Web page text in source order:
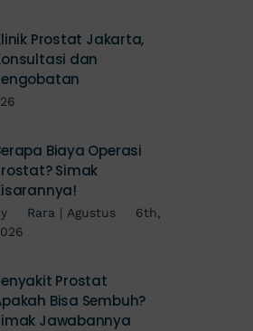
Prostat Jakarta,
dan
Biaya Operasi
Simak
Rara | Agustus 6th,
Prostat
Bisa Sembuh?
Jawabannya